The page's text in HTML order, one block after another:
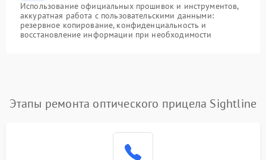
Использование официальных прошивок и инструментов,
аккуратная работа с пользовательскими данными:
резервное копирование, конфиденциальность и
восстановление информации при необходимости
Этапы ремонта оптического прицела Sightline